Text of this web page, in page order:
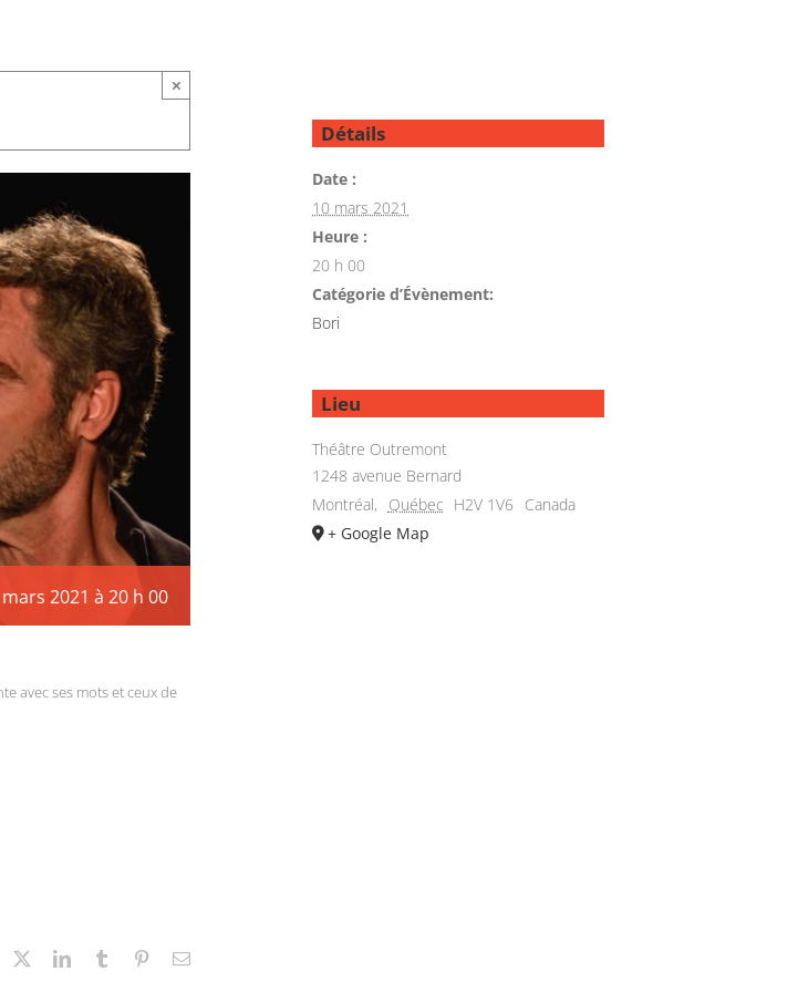
×
2021 à 20 h 00
avec ses mots et ceux de
Facebook LinkedInTumblr PinterestEmail
Détails
Date :
10 mars 2021
Heure :
20 h 00
Catégorie d’Évènement:
Bori
Lieu
Théâtre Outremont
1248 avenue Bernard
Montréal, Québec H2V 1V6 Canada
+ Google Map